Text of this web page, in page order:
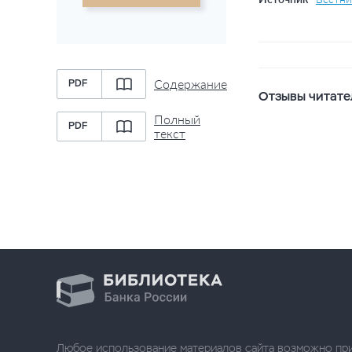
PDF Содержание
PDF
Полный
текст
Отзывы
Любое использование материалов сайта возможно